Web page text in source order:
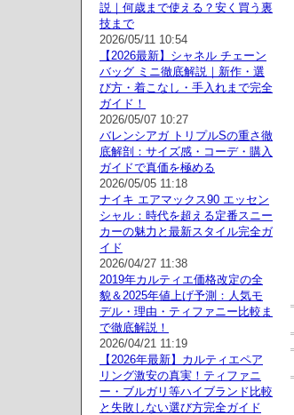
説｜何歳まで使える？安く買う裏
技まで
2026/05/11 10:54
【2026最新】シャネル チェーン
バッグ ミニ徹底解説｜新作・選
び方・着こなし・手入れまで完全
ガイド！
2026/05/07 10:27
バレンシアガ トリプルSの重さ徹
底解剖：サイズ感・コーデ・購入
ガイドで真価を極める
2026/05/05 11:18
ナイキ エアマックス90 エッセン
シャル：時代を超える定番スニー
カーの魅力と最新スタイル完全ガ
イド
2026/04/27 11:38
2019年カルティエ価格改定の全
貌＆2025年値上げ予測：人気モ
デル・理由・ティファニー比較ま
で徹底解説！
2026/04/21 11:19
【2026年最新】カルティエペア
リング激安の真実！ティファニ
ー・ブルガリ等ハイブランド比較
と失敗しない選び方完全ガイド